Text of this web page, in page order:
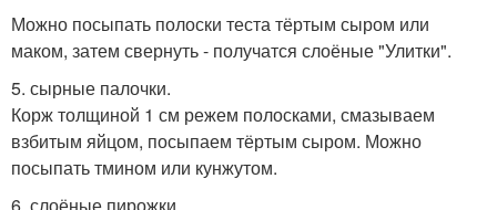
Можно посыпать полоски теста тёртым сыром или
маком, затем свернуть - получатся слоёные "Улитки".
5. сырные палочки.
Корж толщиной 1 см режем полосками, смазываем
взбитым яйцом, посыпаем тёртым сыром. Можно
посыпать тмином или кунжутом.